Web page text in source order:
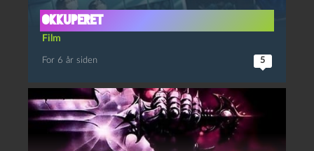
Okkuperet
Film
For 6 år siden 5